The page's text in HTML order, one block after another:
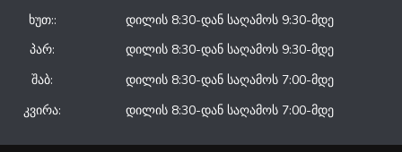
ხუთ::
დილის 8:30-დან საღამოს 9:30-მდე
პარ:
დილის 8:30-დან საღამოს 9:30-მდე
შაბ:
დილის 8:30-დან საღამოს 7:00-მდე
კვირა:
დილის 8:30-დან საღამოს 7:00-მდე